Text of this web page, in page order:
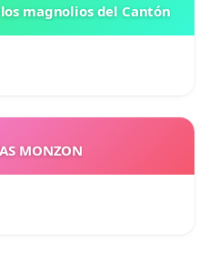
magnolios del Cantón
MONZON